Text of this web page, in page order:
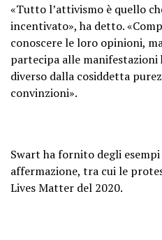
«Tutto l’attivismo è quello
incentivato», ha detto.
conoscere le loro opinioni,
partecipa alle manifestazioni
diverso dalla cosiddetta
convinzioni».
Swart ha fornito degli
affermazione, tra cui le
Lives Matter del 2020.